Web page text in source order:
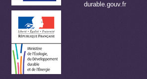
durable.gouv.fr